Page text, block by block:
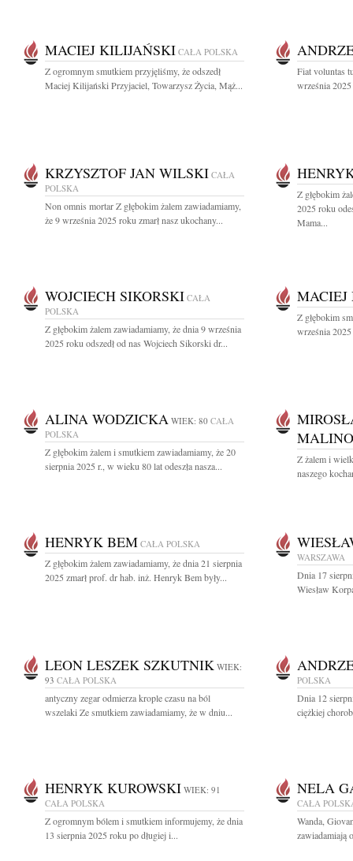
MACIEJ KILIJAŃSKI CAŁA POLSKA
Z ogromnym smutkiem przyjęliśmy, że odszedł
Maciej Kilijański Przyjaciel, Towarzysz Życia, Mąż...
Fiat voluntas
września
KRZYSZTOF JAN WILSKI CAŁA
POLSKA
Non omnis mortar Z głębokim żalem zawiadamiamy,
że 9 września 2025 roku zmarł nasz ukochany...
Z głębokim
2025 roku
Mama...
WOJCIECH SIKORSKI CAŁA
POLSKA
Z głębokim żalem zawiadamiamy, że dnia 9 września
2025 roku odszedł od nas Wojciech Sikorski dr...
MACIEJ
Z głębokim
września
ALINA WODZICKA WIEK: 80 CAŁA
POLSKA
Z głębokim żalem i smutkiem zawiadamiamy, że 20
sierpnia 2025 r., w wieku 80 lat odeszła nasza...
Z żalem i
naszego
HENRYK BEM CAŁA POLSKA
Z głębokim żalem zawiadamiamy, że dnia 21 sierpnia
2025 zmarł prof. dr hab. inż. Henryk Bem były...
WARSZAWA
Dnia 17
Wiesław
LEON LESZEK SZKUTNIK WIEK:
93 CAŁA POLSKA
antyczny zegar odmierza krople czasu na ból
wszelaki Ze smutkiem zawiadamiamy, że w dniu...
POLSKA
Dnia 12
ciężkiej
HENRYK KUROWSKI WIEK: 91
CAŁA POLSKA
Z ogromnym bólem i smutkiem informujemy, że dnia
13 sierpnia 2025 roku po długiej i...
NELA
CAŁA
Wanda,
zawiadamiają